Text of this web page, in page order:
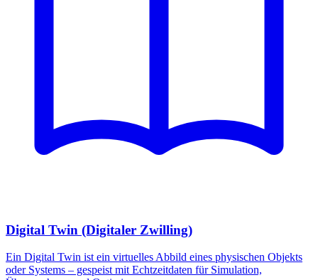
Digital Twin (Digitaler Zwilling)
Ein Digital Twin ist ein virtuelles Abbild eines physischen Objekts
oder Systems – gespeist mit Echtzeitdaten für Simulation,